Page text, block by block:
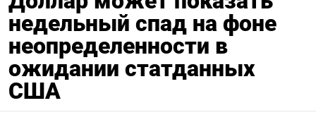
недельный спад на фоне
неопределенности в
ожидании статданных
США